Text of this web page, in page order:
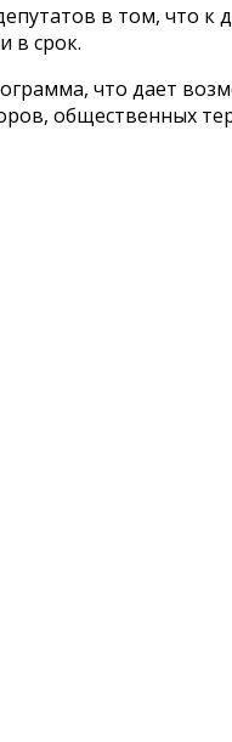
в том, что к
в срок.
что дает
общественных